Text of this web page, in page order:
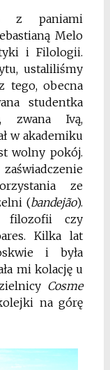
z paniami
Melo
i Filologii.
ustaliliśmy
tego, obecna
studentka
zwana Ivą,
w akademiku
wolny pokój.
ze
(bandejão).
filozofii czy
Kilka lat
i była
mi kolację u
Cosme
na górę